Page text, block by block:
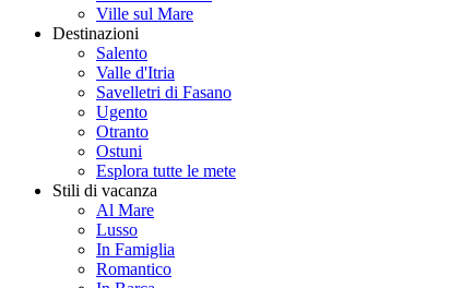
Ville sul Mare
Destinazioni
Salento
Valle d'Itria
Savelletri di Fasano
Ugento
Otranto
Ostuni
Esplora tutte le mete
Stili di vacanza
Al Mare
Lusso
In Famiglia
Romantico